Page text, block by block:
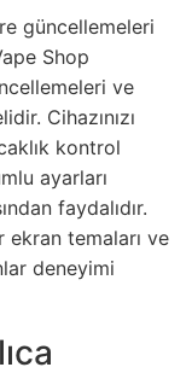
güncellemeleri
Shop
ve
Cihazınızı
kontrol
ayarları
faydalıdır.
ekran temaları ve
deneyimi